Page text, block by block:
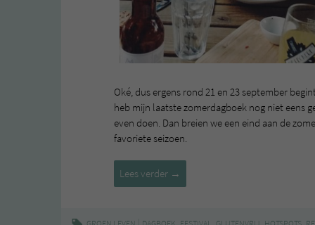
Oké, dus ergens rond 21 en 23 september
heb mijn laatste zomerdagboek nog niet eens
even doen. Dan breien we een eind aan de
favoriete seizoen.
Lees verder Zomerdagboek
#3
→